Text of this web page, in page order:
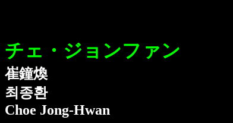
チェ・ジョンファン
崔鐘煥
최종환
Choe Jong-Hwan